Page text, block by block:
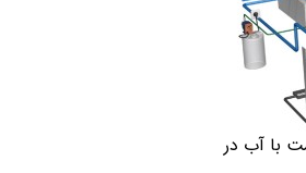
با آب در